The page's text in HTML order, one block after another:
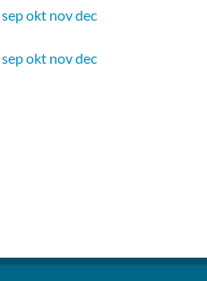
sepokt novdec
sepokt novdec